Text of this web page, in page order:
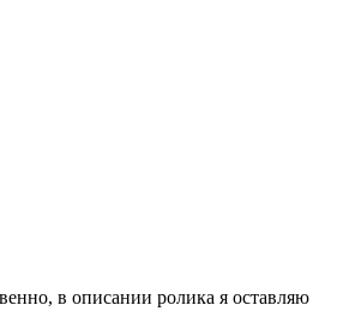
в описании ролика я оставляю